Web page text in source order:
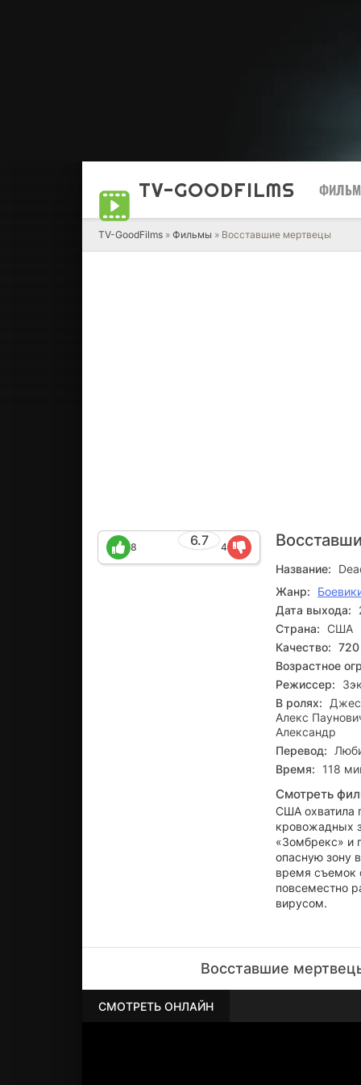
TV-GOODFILMS
TV-GoodFilms » Фильмы » Восставшие мертвецы
6.7
8 4
Название:
Жанр:
Дата выхода:
Страна: США
Качество:
Возрастное
Режиссер:
В ролях:
Алекс
Александр
Перевод:
Время:
118
Смотреть
США охватила
кровожадных
«Зомбрекс» и
опасную зону
время съемок
повсеместно
вирусом.
Восставшие
СМОТРЕТЬ ОНЛАЙН